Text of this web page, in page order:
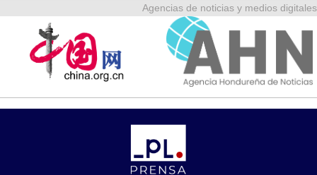
Agencias de noticias y medios digitales